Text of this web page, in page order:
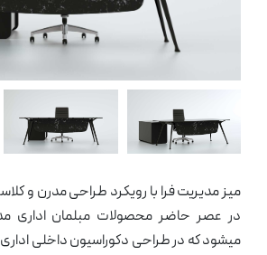
میز مدیریت فرا با رویکرد طراحی مدرن و
در عصر حاضر محصولات مبلمان اداری
میشود که در طراحی دکوراسیون داخلی اداری
مبلمان صفحه ای
مبل و صندلی